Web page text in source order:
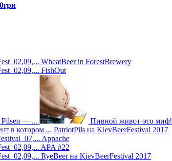
02,09,... WheatBeer in ForestBrewery
02,09,... FishOut
Pilsen — ...
Пивной живот-это миф!
в котором ... PatriotPils на KievBeerFestival 2017
07,... Appache
02,09,... APA #22
02,09,... RyeBeer на KievBeerFestival 2017